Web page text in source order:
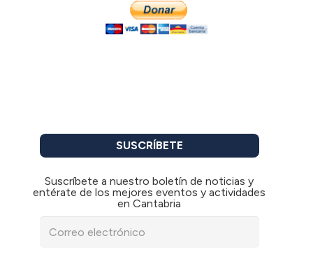
SUSCRÍBETE
Suscríbete a nuestro boletín de noticias y
entérate de los mejores eventos y actividades
en Cantabria